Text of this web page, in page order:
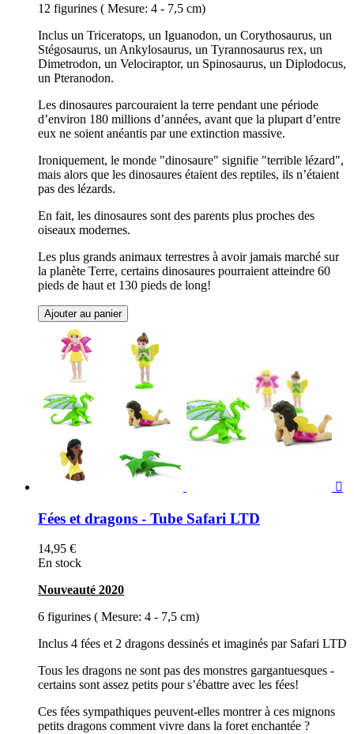
12 figurines ( Mesure: 4 - 7,5 cm)
Inclus un Triceratops, un Iguanodon, un Corythosaurus, un
Stégosaurus, un Ankylosaurus, un Tyrannosaurus rex, un
Dimetrodon, un Velociraptor, un Spinosaurus, un Diplodocus,
un Pteranodon.
Les dinosaures parcouraient la terre pendant une période
d’environ 180 millions d’années, avant que la plupart d’entre
eux ne soient anéantis par une extinction massive.
Ironiquement, le monde "dinosaure" signifie "terrible lézard",
mais alors que les dinosaures étaient des reptiles, ils n’étaient
pas des lézards.
En fait, les dinosaures sont des parents plus proches des
oiseaux modernes.
Les plus grands animaux terrestres à avoir jamais marché sur
la planète Terre, certains dinosaures pourraient atteindre 60
pieds de haut et 130 pieds de long!
Ajouter au panier

Fées et dragons - Tube Safari LTD
14,95 €
En stock
Nouveauté 2020
6 figurines ( Mesure: 4 - 7,5 cm)
Inclus 4 fées et 2 dragons dessinés et imaginés par Safari LTD
Tous les dragons ne sont pas des monstres gargantuesques -
certains sont assez petits pour s’ébattre avec les fées!
Ces fées sympathiques peuvent-elles montrer à ces mignons
petits dragons comment vivre dans la foret enchantée ?